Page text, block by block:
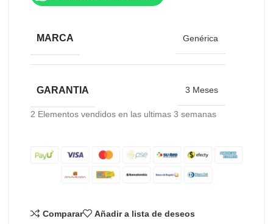
MARCA Genérica
GARANTIA 3 Meses
2 Elementos vendidos en las ultimas 3 semanas
Comparar Añadir a lista de deseos